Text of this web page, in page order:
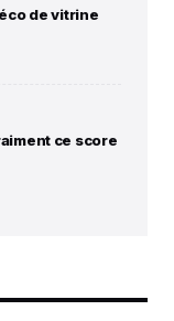
de vitrine
ce score